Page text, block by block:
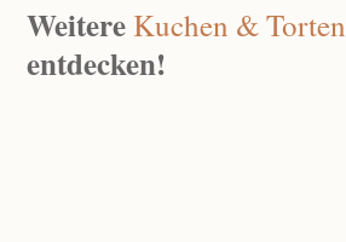
Weitere Kuchen & Torten
entdecken!